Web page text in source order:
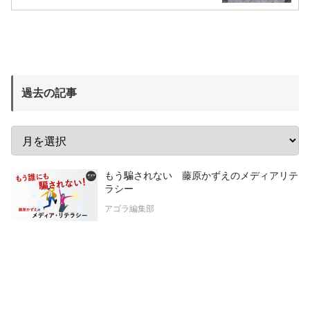
過去の記事
もう騙されない 藤原かずえのメディアリテ
ラシー
アゴラ編集部